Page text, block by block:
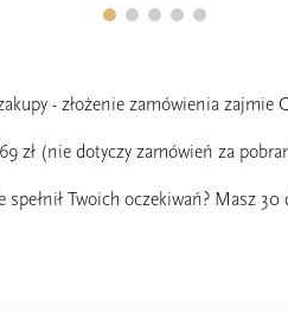
- złożenie zamówienia zajmie
zł (nie dotyczy zamówień za
spełnił Twoich oczekiwań? Masz